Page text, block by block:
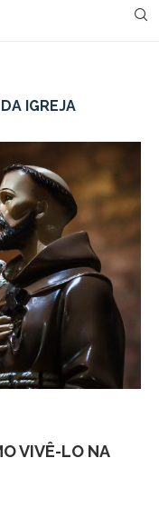
IGREJA
VIVÊ-LO NA